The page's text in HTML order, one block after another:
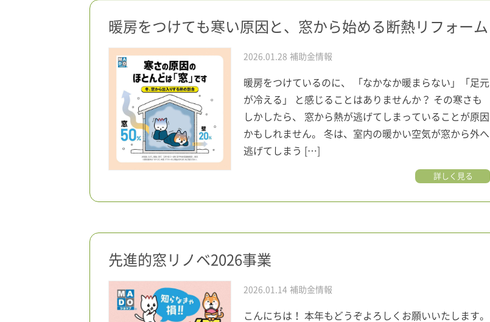
暖房をつけても寒い原因と、窓から始める断熱リフォーム
2026.01.28 補助金情報
暖房をつけているのに、 「なかなか暖まらない」「足元
が冷える」 と感じることはありませんか？ その寒さも
しかしたら、 窓から熱が逃げてしまっていることが原因
かもしれません。 冬は、室内の暖かい空気が窓から外へ
逃げてしまう […]
詳しく見る
先進的窓リノベ2026事業
2026.01.14 補助金情報
こんにちは！ 本年もどうぞよろしくお願いいたします。